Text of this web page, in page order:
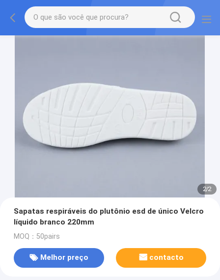
2/2
Sapatas respiráveis do plutônio esd de único Velcro
líquido branco 220mm
MOQ：50pairs
Melhor preço contacto